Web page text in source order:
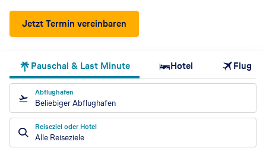
Jetzt Termin vereinbaren
Pauschal & Last Minute Hotel Flug
Abflughafen
Beliebiger Abflughafen
Reiseziel oder Hotel
Alle Reiseziele